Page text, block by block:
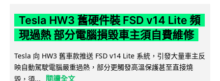
Tesla HW3 舊硬件裝 FSD v14 Lite 頻
現過熱 部分電腦損毀車主須自費維修
Tesla 向 HW3 舊車款推送 FSD v14 Lite 系統，引發大量車主反
映自動駕駛電腦嚴重過熱，部分更觸發高溫保護甚至直接燒
毀，須...
閱讀全文